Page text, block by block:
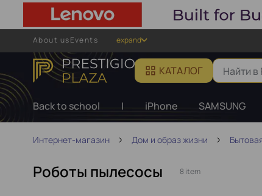
About usEvents expand
КАТАЛОГ
Back to school | iPhone SAMSUNG
Интернет-магазин Дом и образ жизни
Роботы пылесосы 8 item